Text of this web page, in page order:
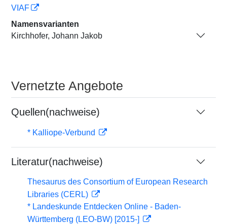
VIAF
Namensvarianten
Kirchhofer, Johann Jakob
Vernetzte Angebote
Quellen(nachweise)
* Kalliope-Verbund
Literatur(nachweise)
Thesaurus des Consortium of European Research
Libraries (CERL)
* Landeskunde Entdecken Online - Baden-
Württemberg (LEO-BW) [2015-]